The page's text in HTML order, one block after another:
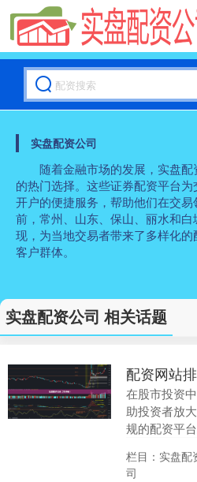
实盘配资公司
随着金融市场的发展，实盘
的热门选择。这些证券配资平台
开户的便捷服务，帮助他们在交
前，常州、山东、保山、丽水和
现，为当地交易者带来了多样化
客户群体。
实盘配资公司 相关话题
配资网站
在股市投资
助投资者放
规的配资平
不断完善配
轮洗牌，许
栏目：实盘配
司